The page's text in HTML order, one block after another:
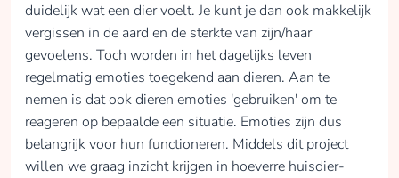
duidelijk wat een dier voelt. Je kunt je dan ook makkelijk
vergissen in de aard en de sterkte van zijn/haar
gevoelens. Toch worden in het dagelijks leven
regelmatig emoties toegekend aan dieren. Aan te
nemen is dat ook dieren emoties 'gebruiken' om te
reageren op bepaalde een situatie. Emoties zijn dus
belangrijk voor hun functioneren. Middels dit project
willen we graag inzicht krijgen in hoeverre huisdier-